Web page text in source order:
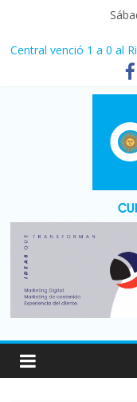
Central venció 1 a 0 al
La morosidad alcanzó
afecta a 400 mil
Desde que asumió
denuncia crisis como
Vacaciones de
turístico: 4,6 millones
Fuerte caída de la